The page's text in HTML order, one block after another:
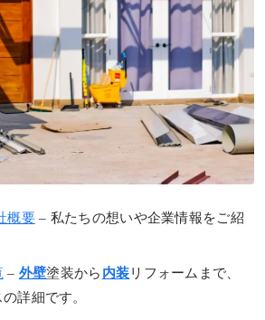
概要– 私たちの想いや企業情報をご紹
– 外壁塗装から 内装リフォームまで、
詳細です。